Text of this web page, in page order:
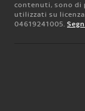
contenuti, sono di
utilizzati su
04619241005.